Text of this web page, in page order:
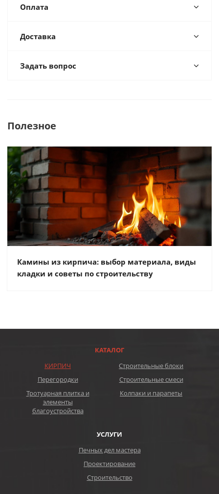
Оплата
Доставка
Задать вопрос
Полезное
Камины из кирпича: выбор материала, виды
кладки и советы по строительству
КАТАЛОГ
КИРПИЧ
Строительные блоки
Перегородки
Строительные смеси
Тротуарная плитка и
элементы
благоустройства
Колпаки и парапеты
УСЛУГИ
Печных дел мастера
Проектирование
Строительство